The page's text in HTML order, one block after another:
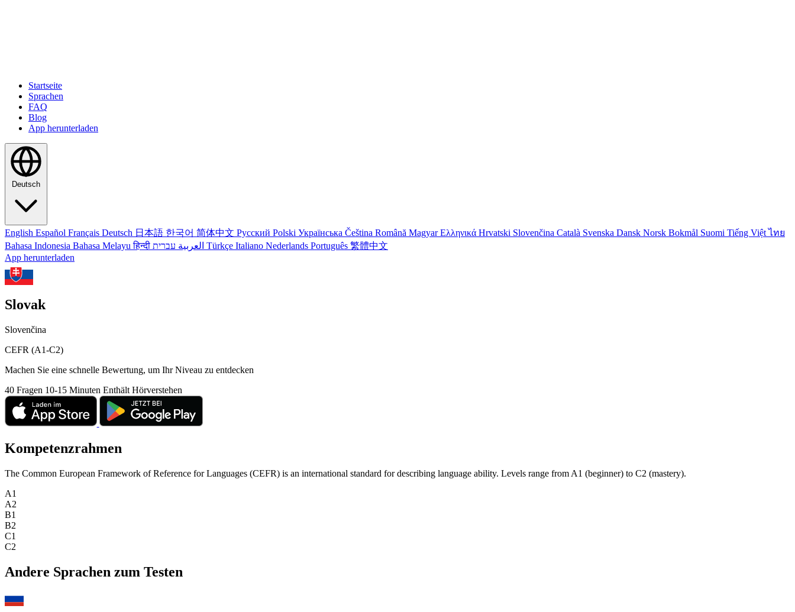
Startseite
Sprachen
FAQ
Blog
App herunterladen
Deutsch
English Español Français Deutsch 日本語 한국어 简体中文 Русский Polski Українська Čeština Română MagyarΕλληνικά Hrvatski Slovenčina Català Svenska Dansk Norsk Bokmål Suomi Tiếng Việtไทย
Bahasa Indonesia Bahasa Melayuहिन्दी العربية Türkçe Italiano Nederlands Português 繁體中文
App herunterladen
Slovak
Slovenčina
CEFR (A1-C2)
Machen Sie eine schnelle Bewertung, um Ihr Niveau zu entdecken
40 Fragen 10-15 Minuten Enthält Hörverstehen
Kompetenzrahmen
The Common European Framework of Reference for Languages (CEFR) is an international standard for describing language ability. Levels range from A1 (beginner) to C2 (mastery).
A1
A2
B1
B2
C1
C2
Andere Sprachen zum Testen